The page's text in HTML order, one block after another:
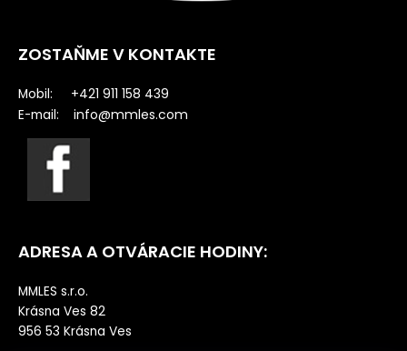
ZOSTAŇME V KONTAKTE
Mobil: +421 911 158 439
E-mail: info@mmles.com
ADRESA A OTVÁRACIE HODINY:
MMLES s.r.o.
Krásna Ves 82
956 53 Krásna Ves